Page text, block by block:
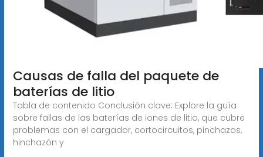
Causas de falla del paquete de
baterías de litio
Tabla de contenido Conclusión clave: Explore la guía
sobre fallas de las baterías de iones de litio, que cubre
problemas con el cargador, cortocircuitos, pinchazos,
hinchazón y